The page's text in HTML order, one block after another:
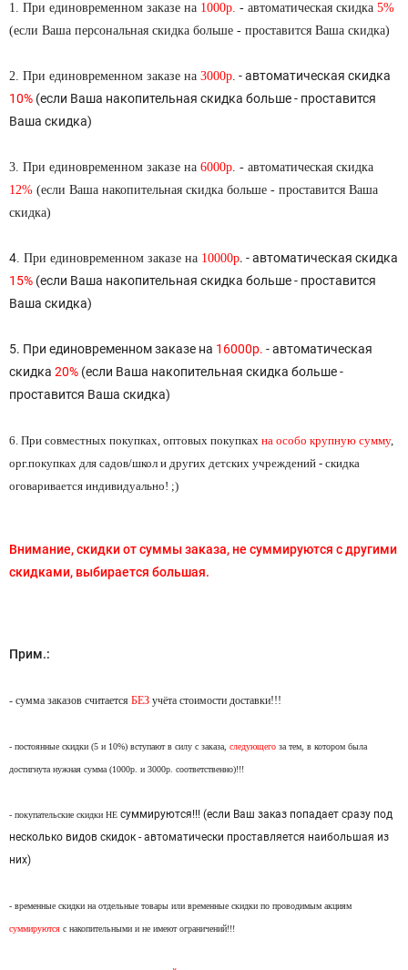
1. При единовременном заказе на 1000р. - автоматическая скидка 5%
(если Ваша персональная скидка больше - проставится Ваша скидка)
2. При единовременном заказе на 3000р. - автоматическая скидка
10% (если Ваша накопительная скидка больше - проставится
Ваша скидка)
3. При единовременном заказе на 6000р. - автоматическая скидка
12% (если Ваша накопительная скидка больше - проставится Ваша
скидка)
4. При единовременном заказе на 10000р. - автоматическая скидка
15% (если Ваша накопительная скидка больше - проставится
Ваша скидка)
5. При единовременном заказе на 16000р. - автоматическая
скидка 20% (если Ваша накопительная скидка больше -
проставится Ваша скидка)
6. При совместных покупках, оптовых покупках на особо крупную сумму,
орг.покупках для садов/школ и других детских учреждений - скидка
оговаривается индивидуально! ;)
Внимание, скидки от суммы заказа, не суммируются с другими
скидками, выбирается большая.
Прим.:
- сумма заказов считается БЕЗ учёта стоимости доставки!!!
- постоянные скидки (5 и 10%) вступают в силу с заказа, следующего за тем, в котором была
достигнута нужная сумма (1000р. и 3000р. соответственно)!!!
- покупательские скидки НЕ суммируются!!! (если Ваш заказ попадает сразу под
несколько видов скидок - автоматически проставляется наибольшая из
них)
- временные скидки на отдельные товары или временные скидки по проводимым акциям
суммируются с накопительными и не имеют ограничений!!!